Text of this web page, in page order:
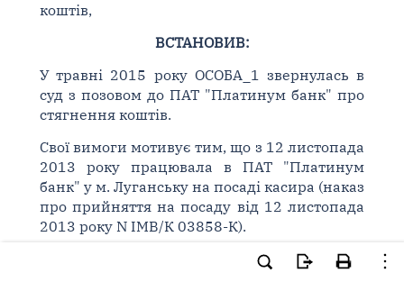
коштів,
ВСТАНОВИВ:
У травні 2015 року ОСОБА_1 звернулась в
суд з позовом до ПАТ "Платинум банк" про
стягнення коштів.
Свої вимоги мотивує тим, що з 12 листопада
2013 року працювала в ПАТ "Платинум
банк" у м. Луганську на посаді касира (наказ
про прийняття на посаду від 12 листопада
2013 року N ІМВ/К 03858-К).
З 01 грудня 2014 року відповідач перестав